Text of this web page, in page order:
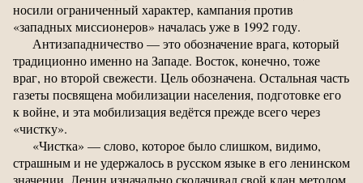
носили ограниченный характер, кампания против
«западных миссионеров» началась уже в 1992 году.
Антизападничество — это обозначение врага, который
традиционно именно на Западе. Восток, конечно, тоже
враг, но второй свежести. Цель обозначена. Остальная часть
газеты посвящена мобилизации населения, подготовке его
к войне, и эта мобилизация ведётся прежде всего через
«чистку».
«Чистка» — слово, которое было слишком, видимо,
страшным и не удержалось в русском языке в его ленинском
значении. Ленин изначально сколачивал свой клан методом